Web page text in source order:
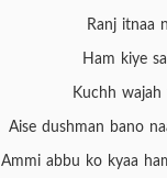
Ranj itnaa
Ham kiye
Kuchh
Aise dushman bano
Ammi abbu ko kyaa